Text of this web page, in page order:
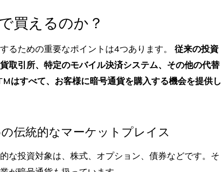
買えるのか？
るための重要なポイントは4つあります。 従来の投資
取引所、特定のモバイル決済システム、その他の代替
はすべて、お客様に暗号通貨を購入する機会を提供し
伝統的なマーケットプレイス
な投資対象は、株式、オプション、債券などです。そ